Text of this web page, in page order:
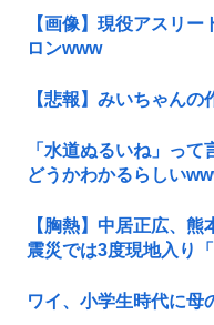
【画像】現役アスリ
ロンwww
【悲報】みいちゃん
「水道ぬるいね」っ
どうかわかるらしい
【胸熱】中居正広、
震災では3度現地入り
ワイ、小学生時代に母